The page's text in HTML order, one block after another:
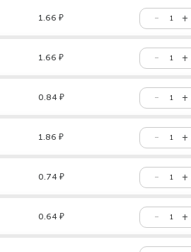
1.66 ₽
1.66 ₽
0.84 ₽
1.86 ₽
0.74 ₽
0.64 ₽